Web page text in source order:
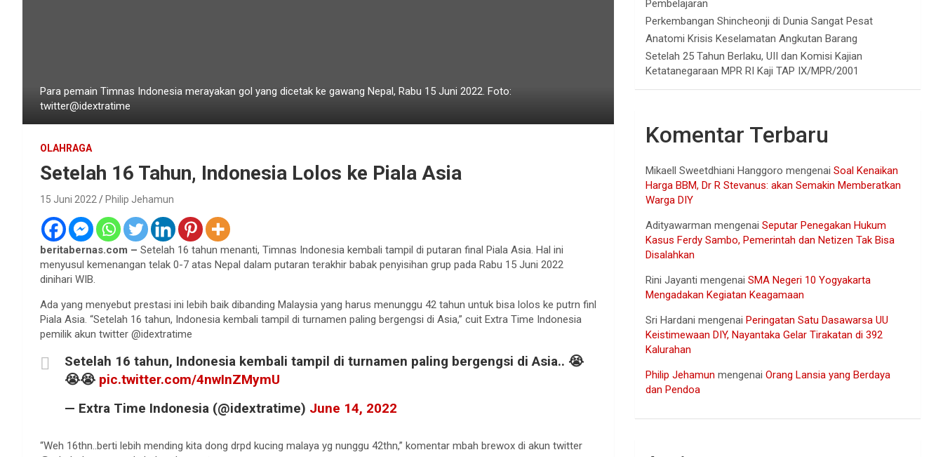
Para pemain Timnas Indonesia merayakan gol yang dicetak ke gawang Nepal, Rabu 15 Juni 2022. Foto:
twitter@idextratime
OLAHRAGA
Setelah 16 Tahun, Indonesia Lolos ke Piala Asia
15 Juni 2022 Philip Jehamun
beritabernas.com – Setelah 16 tahun menanti, Timnas Indonesia kembali tampil di putaran final Piala Asia. Hal ini
menyusul kemenangan telak 0-7 atas Nepal dalam putaran terakhir babak penyisihan grup pada Rabu 15 Juni 2022
dinihari WIB.
Ada yang menyebut prestasi ini lebih baik dibanding Malaysia yang harus menunggu 42 tahun untuk bisa lolos ke putrn finl
Piala Asia. “Setelah 16 tahun, Indonesia kembali tampil di turnamen paling bergengsi di Asia,” cuit Extra Time Indonesia
pemilik akun twitter @idextratime
Setelah 16 tahun, Indonesia kembali tampil di turnamen paling bergengsi di Asia.. 😭
😭😭 pic.twitter.com/4nwInZMymU
— Extra Time Indonesia (@idextratime) June 14, 2022
“Weh 16thn..berti lebih mending kita dong drpd kucing malaya yg nunggu 42thn,” komentar mbah brewox di akun twitter
Pembelajaran
Perkembangan Shincheonji di Dunia Sangat Pesat
Anatomi Krisis Keselamatan Angkutan Barang
Setelah 25 Tahun Berlaku, UII dan Komisi Kajian
Ketatanegaraan MPR RI Kaji TAP IX/MPR/2001
Komentar Terbaru
Mikaell Sweetdhiani Hanggoro mengenaiSoal Kenaikan
Harga BBM, Dr R Stevanus: akan Semakin Memberatkan
Warga DIY
Adityawarman mengenaiSeputar Penegakan Hukum
Kasus Ferdy Sambo, Pemerintah dan Netizen Tak Bisa
Disalahkan
Rini Jayanti mengenaiSMA Negeri 10 Yogyakarta
Mengadakan Kegiatan Keagamaan
Sri Hardani mengenaiPeringatan Satu Dasawarsa UU
Keistimewaan DIY, Nayantaka Gelar Tirakatan di 392
Kalurahan
Philip Jehamun mengenaiOrang Lansia yang Berdaya
dan Pendoa